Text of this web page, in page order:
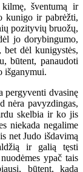
šventumą ir
kunigo ir pabrėžti,
pozityvių bruožų,
jo dorybingumo,
bet dėl kunigystės,
būtent, panaudoti
išganymui.
dvasinę
nėra pavyzdingas,
skelbia ir ko jis
niekada negalime
net Judo išdavimą
ir galią tęsti
ypač tais
būtent, kada